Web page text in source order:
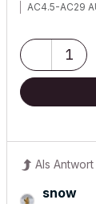
AC4.5-AC29
1
Als
snow